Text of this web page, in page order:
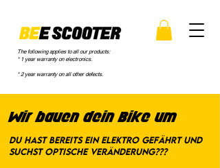
The following applies to all our products:
* 1 year warranty on electronics.
* 2 year warranty on all other defects.
Wir bauen dein Bike um
Du hast bereits ein Elektro Gefährt und
suchst Optische Veränderung???